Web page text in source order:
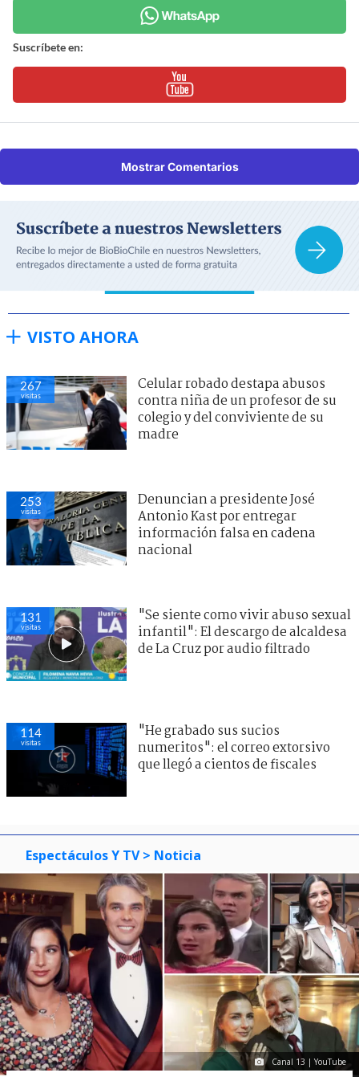
Suscríbete en:
Mostrar Comentarios
VISTO AHORA
267
visitas
Celular robado destapa abusos
contra niña de un profesor de su
colegio y del conviviente de su
madre
253
visitas
Denuncian a presidente José
Antonio Kast por entregar
información falsa en cadena
nacional
131
visitas
"Se siente como vivir abuso sexual
infantil": El descargo de alcaldesa
de La Cruz por audio filtrado
114
visitas
"He grabado sus sucios
numeritos": el correo extorsivo
que llegó a cientos de fiscales
Espectáculos Y TV > Noticia
Canal 13 | YouTube